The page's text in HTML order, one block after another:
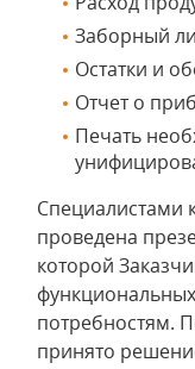
Заборный
Остатки и
Отчет о
Печать
Специалистами
проведена
которой
потребностям.
принято